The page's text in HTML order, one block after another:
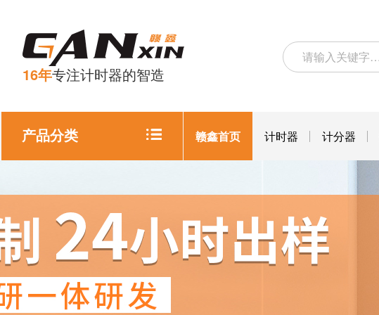
16年专注计时器的智造
产品分类 赣鑫首页 计时器 计分器